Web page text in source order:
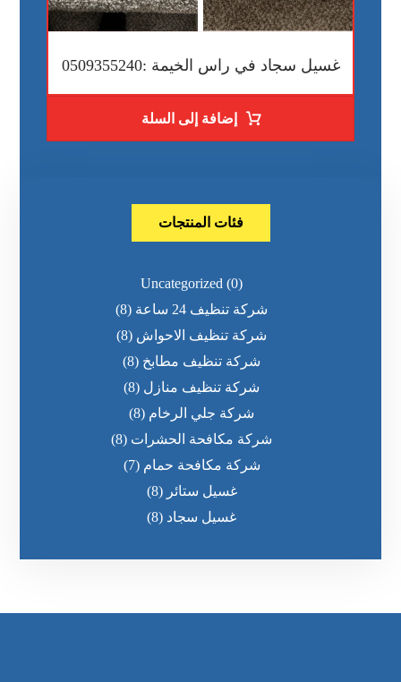
غسيل سجاد في راس الخيمة :0509355240
إضافة إلى السلة
فئات المنتجات
Uncategorized (0)
شركة تنظيف 24 ساعة
(8)
شركة تنظيف الاحواش (8)
شركة تنظيف مطابخ (8)
شركة تنظيف منازل (8)
شركة جلي الرخام (8)
شركة مكافحة الحشرات (8)
شركة مكافحة حمام (7)
غسيل ستائر (8)
غسيل سجاد (8)